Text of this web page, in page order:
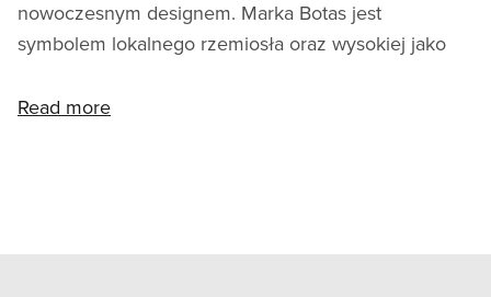
nowoczesnym designem. Marka Botas jest
symbolem lokalnego rzemiosła oraz wysokiej jako
Read more